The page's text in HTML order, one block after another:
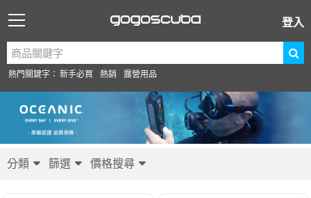
登入
熱門關鍵字： 新手必買 熱銷 露營用品
分類 篩選 價格搜尋